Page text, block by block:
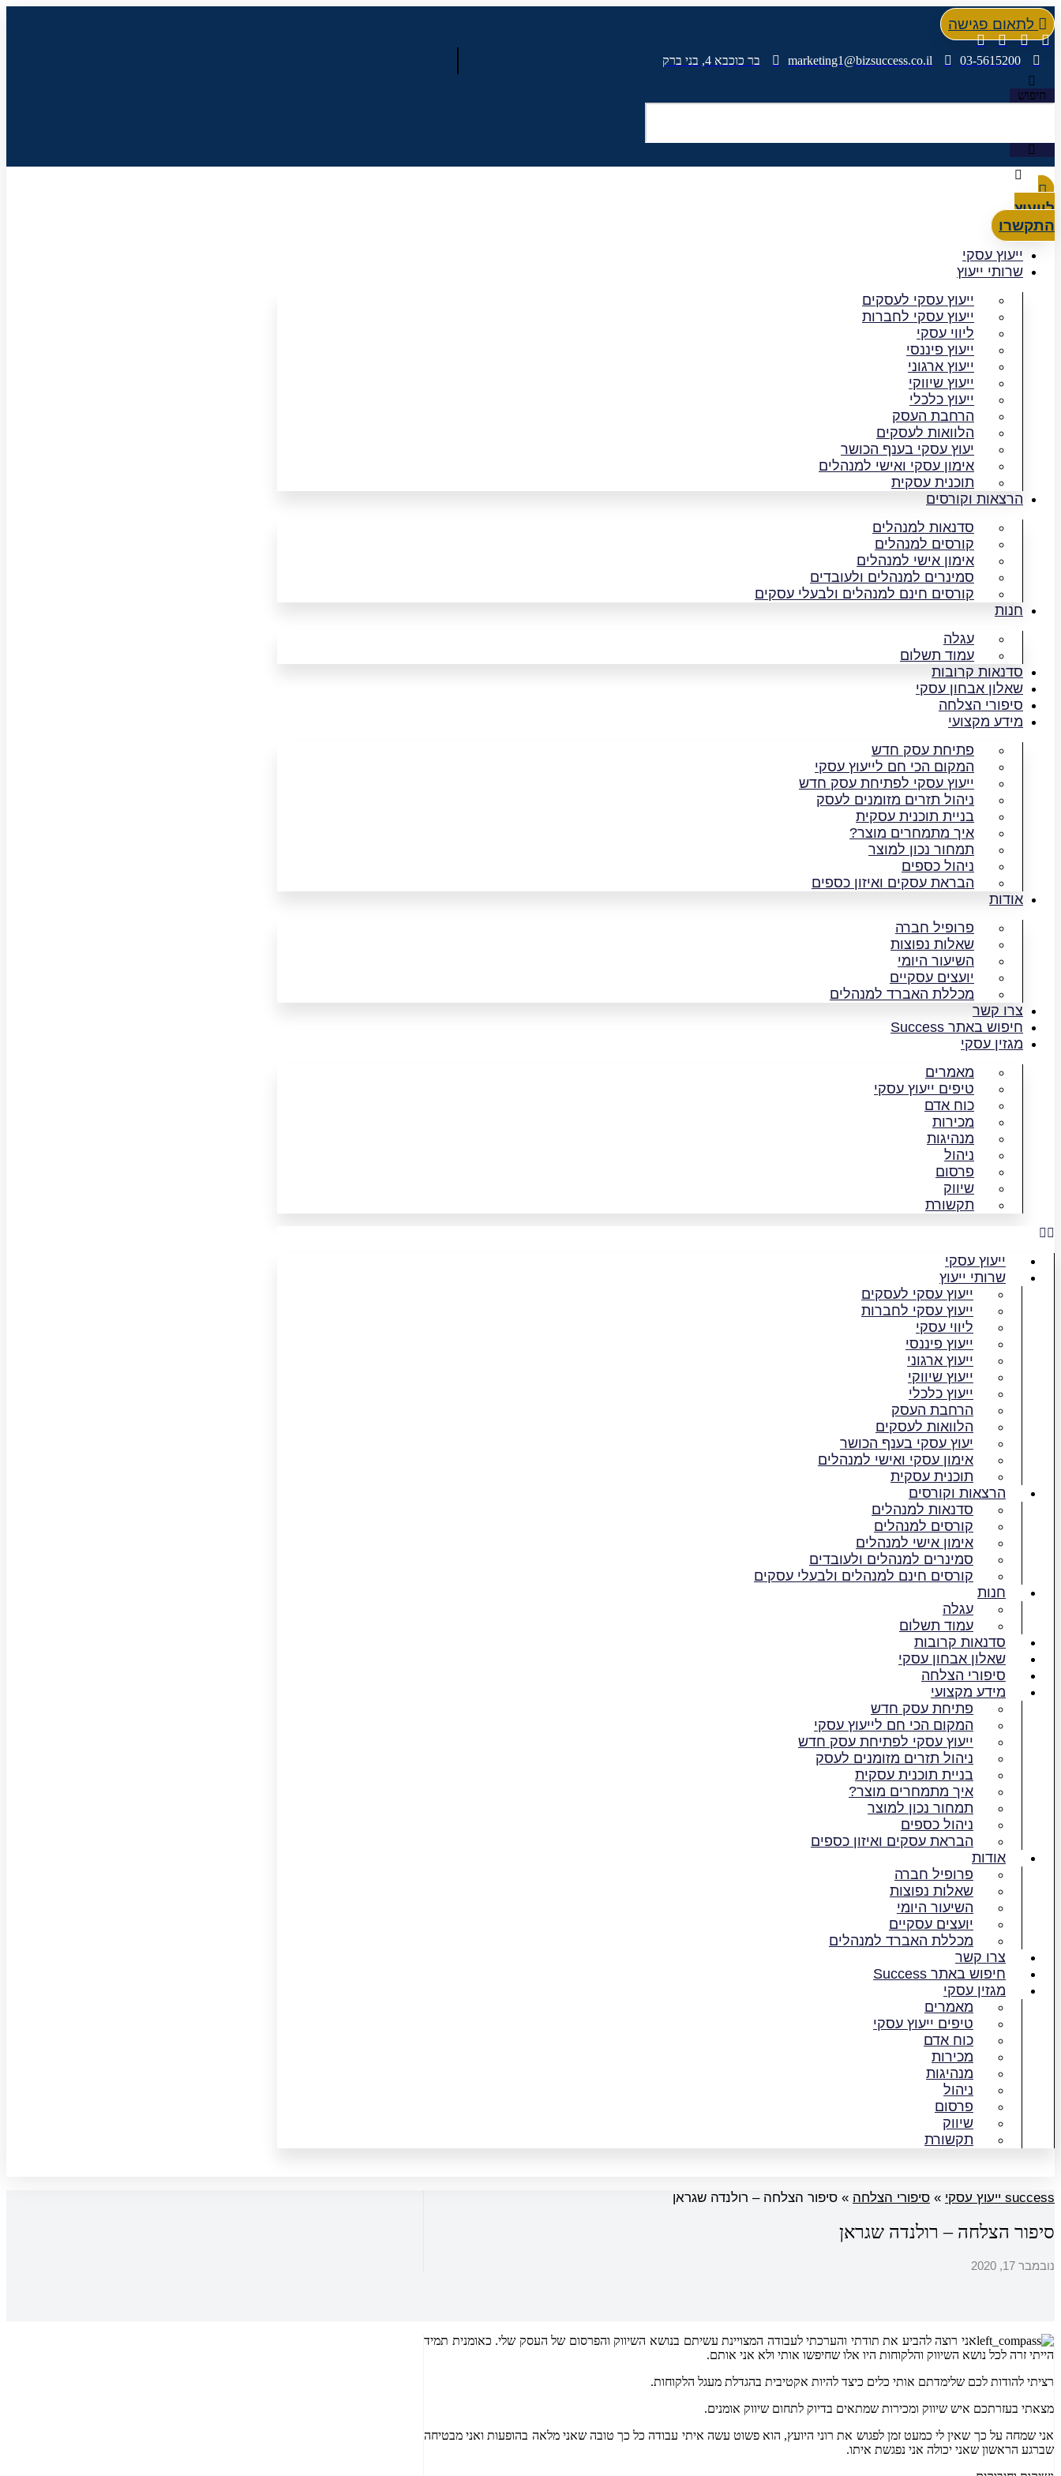
דלג
לתוכןלתאום פגישה
03-5615200
marketing1@bizsuccess.co.il בר כוכבא 4, בני ברק
חיפוש
לייעוץ
התקשרו
ייעוץ עסקי
שרותי ייעוץ
ייעוץ עסקי לעסקים
ייעוץ עסקי לחברות
ליווי עסקי
ייעוץ פיננסי
ייעוץ ארגוני
ייעוץ שיווקי
ייעוץ כלכלי
הרחבת העסק​
הלוואות לעסקים​
יעוץ עסקי בענף הכושר
אימון עסקי ואישי למנהלים
תוכנית עסקית
הרצאות וקורסים
סדנאות למנהלים
קורסים למנהלים
אימון אישי למנהלים
סמינרים למנהלים ולעובדים
קורסים חינם למנהלים ולבעלי עסקים
חנות
עגלה
עמוד תשלום
סדנאות קרובות
שאלון אבחון עסקי
סיפורי הצלחה
מידע מקצועי
פתיחת עסק חדש
המקום הכי חם לייעוץ עסקי
ייעוץ עסקי לפתיחת עסק חדש
ניהול תזרים מזומנים לעסק
בניית תוכנית עסקית
איך מתמחרים מוצר?
תמחור נכון למוצר
ניהול כספים
הבראת עסקים ואיזון כספים
אודות
פרופיל חברה
שאלות נפוצות
השיעור היומי
יועצים עסקיים
מכללת האברד למנהלים
צרו קשר
חיפוש באתר Success
מגזין עסקי
מאמרים
טיפים ייעוץ עסקי
כוח אדם
מכירות
מנהיגות
ניהול
פרסום
שיווק
תקשורת
ייעוץ עסקי
שרותי ייעוץ
ייעוץ עסקי לעסקים
ייעוץ עסקי לחברות
ליווי עסקי
ייעוץ פיננסי
ייעוץ ארגוני
ייעוץ שיווקי
ייעוץ כלכלי
הרחבת העסק​
הלוואות לעסקים​
יעוץ עסקי בענף הכושר
אימון עסקי ואישי למנהלים
תוכנית עסקית
הרצאות וקורסים
סדנאות למנהלים
קורסים למנהלים
אימון אישי למנהלים
סמינרים למנהלים ולעובדים
קורסים חינם למנהלים ולבעלי עסקים
חנות
עגלה
עמוד תשלום
סדנאות קרובות
שאלון אבחון עסקי
סיפורי הצלחה
מידע מקצועי
פתיחת עסק חדש
המקום הכי חם לייעוץ עסקי
ייעוץ עסקי לפתיחת עסק חדש
ניהול תזרים מזומנים לעסק
בניית תוכנית עסקית
איך מתמחרים מוצר?
תמחור נכון למוצר
ניהול כספים
הבראת עסקים ואיזון כספים
אודות
פרופיל חברה
שאלות נפוצות
השיעור היומי
יועצים עסקיים
מכללת האברד למנהלים
צרו קשר
חיפוש באתר Success
מגזין עסקי
מאמרים
טיפים ייעוץ עסקי
כוח אדם
מכירות
מנהיגות
ניהול
פרסום
שיווק
תקשורת
success ייעוץ עסקי » סיפורי הצלחה » סיפור הצלחה – רולנדה שגראן
סיפור הצלחה – רולנדה שגראן
נובמבר 17, 2020
אני רוצה להביע את תודתי והערכתי לעבודה המצויינת עשיתם בנושא השיווק והפרסום של העסק שלי. כאומנית תמיד
הייתי זרה לכל נושא השיווק והלקוחות היו אלו שחיפשו אותי ולא אני אותם.
רציתי להודות לכם שלימדתם אותי כלים כיצד להיות אקטיבית בהגדלת מעגל הלקוחות.
מצאתי בעזרתכם איש שיווק ומכירות שמתאים בדיוק לתחום שיווק אומנים.
אני שמחה על כך שאין לי כמעט זמן לפגוש את רוני היועץ, הוא פשוט עשה איתי עבודה כל כך טובה שאני מלאה בהופעות ואני מבטיחה
שברגע הראשון שאני יכולה אני נפגשת איתו.